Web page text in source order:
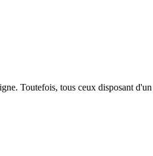
Toutefois, tous ceux disposant